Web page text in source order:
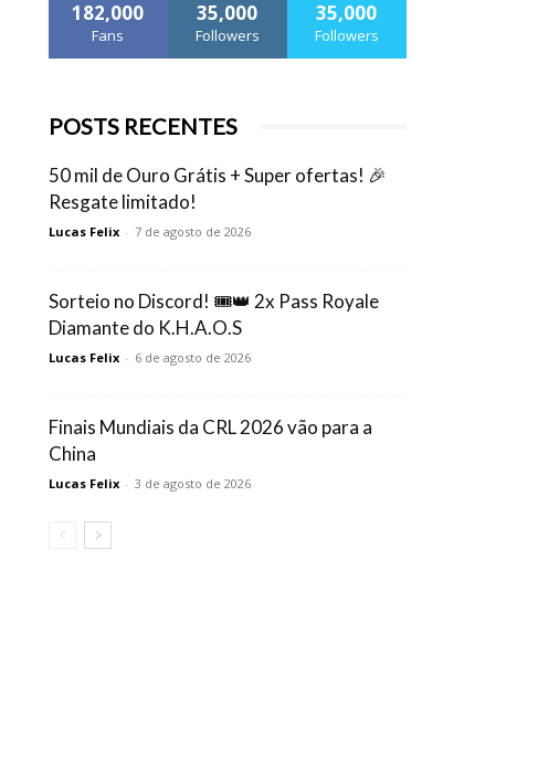
182,000
Fans
35,000
Followers
35,000
Followers
POSTS RECENTES
50 mil de Ouro Grátis + Super ofertas! 🎉
Resgate limitado!
Lucas Felix - 7 de agosto de 2026
Sorteio no Discord! 🎟️👑 2x Pass Royale
Diamante do K.H.A.O.S
Lucas Felix - 6 de agosto de 2026
Finais Mundiais da CRL 2026 vão para a
China
Lucas Felix - 3 de agosto de 2026